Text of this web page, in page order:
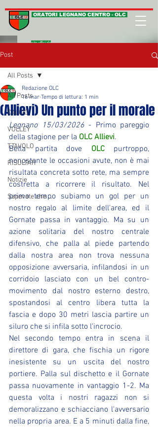
ORATORI LEGNANO CENTRO - OLC
sito ufficiale
Post
All Posts
CALCIO
VOLLEY
T.TAVOLO
RISULTATI
Notizie
Sapevate che ...
All Posts
(Allievi) Un punto per il morale
Redazione OLC
16 mar Tempo di lettura: 1 min
Legnano 15/03/2026 - Primo pareggio
della stagione per la OLC Allievi.
Bella partita dove OLC purtroppo,
nonostante le occasioni avute, non è mai
risultata concreta sotto rete, ma sempre
costretta a ricorrere il risultato. Nel
primo tempo subiamo un gol per un
nostro regalo al limite dell'area, ed il
Gornate passa in vantaggio. Ma su un
azione solitaria del nostro centrale
difensivo, che palla al piede partendo
dalla nostra area non trova nessuna
opposizione avversaria, infilandosi in un
corridoio lasciato con un bel contro-
movimento dal nostro esterno destro,
spostandosi al centro libera tutta la
fascia e dopo 30 metri lascia partire un
siluro che si infila sotto l'incrocio.
Nel secondo tempo entra in scena il
direttore di gara, che fischia un rigore
inesistente su un uscita del nostro
portiere. Palla sul dischetto e il Gornate
passa nuovamente in vantaggio 1-2. Ma
questa volta i nostri ragazzi non si
demoralizzano e schiacciano l'avversario
nella propria area. E a 5 minuti dalla fine,